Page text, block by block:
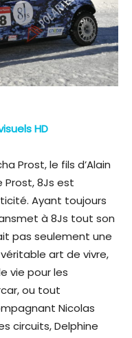
HD
Prost, le fils d’Alain
8Js est
Ayant toujours
à 8Js tout son
pas seulement une
art de vivre,
vie pour les
ou tout
Nicolas
circuits, Delphine